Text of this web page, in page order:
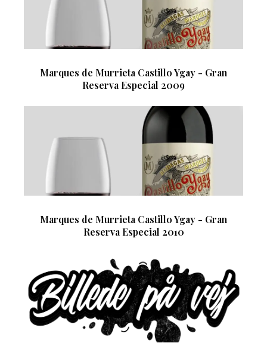
Marques de Murrieta Castillo Ygay - Gran
Reserva Especial 2009
Marques de Murrieta Castillo Ygay - Gran
Reserva Especial 2010